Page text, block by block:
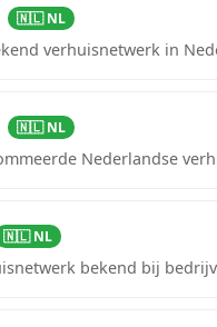
🇳🇱 NL
verhuisnetwerk in
🇳🇱 NL
Nederlandse
🇳🇱 NL
bekend bij